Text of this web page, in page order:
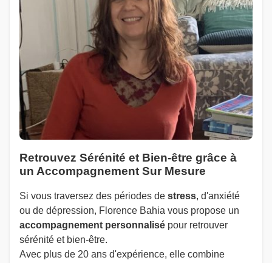
Retrouvez Sérénité et Bien-être grâce à
un Accompagnement Sur Mesure
Si vous traversez des périodes de stress, d'anxiété
ou de dépression, Florence Bahia vous propose un
accompagnement personnalisé pour retrouver
sérénité et bien-être.
Avec plus de 20 ans d'expérience, elle combine